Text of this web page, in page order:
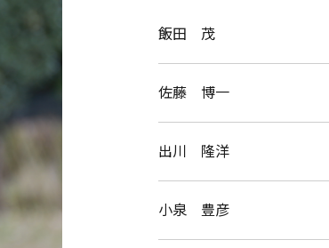
飯田 茂
佐藤 博一
出川 隆洋
小泉 豊彦